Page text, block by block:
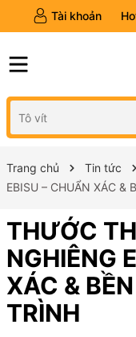
Tài khoản
Trang chủ Tin tức
EBISU – CHUẨN XÁC &
THƯỚC
NGHIÊNG
XÁC &
TRÌNH